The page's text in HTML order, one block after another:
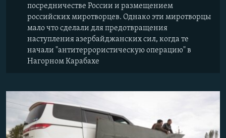
посредничестве России и размещением
российских миротворцев. Однако эти миротворцы
мало что сделали для предотвращения
наступления азербайджанских сил, когда те
начали "антитеррористическую операцию" в
Нагорном Карабахе